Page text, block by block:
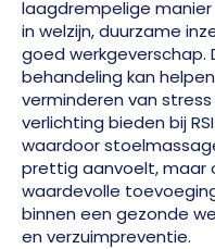
laagdrempelige
in welzijn, duurzame
goed werkgeverschap.
behandeling kan
verminderen van stress
verlichting bieden bij
waardoor
prettig aanvoelt, maar
waardevolle
binnen een gezonde
en verzuimpreventie.